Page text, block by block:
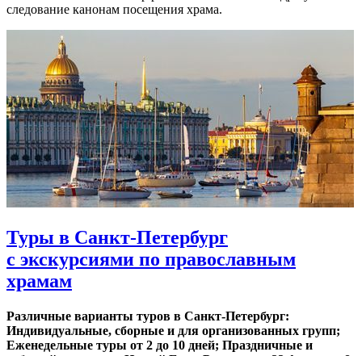
следование канонам посещения храма.
Туры в Санкт-Петербург
с экскурсиями по православным
храмам
Различные варианты туров в Санкт-Петербург:
Индивидуальные, сборные и для организованных групп;
Еженедельные туры от 2 до 10 дней; Праздничные и